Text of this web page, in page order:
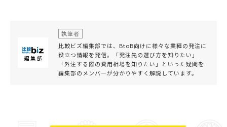
執筆者
比較ビズ編集部では、BtoB向けに様々な業種の発注に
役立つ情報を発信。「発注先の選び方を知りたい」
「外注する際の費用相場を知りたい」といった疑問を
編集部のメンバーが分かりやすく解説しています。